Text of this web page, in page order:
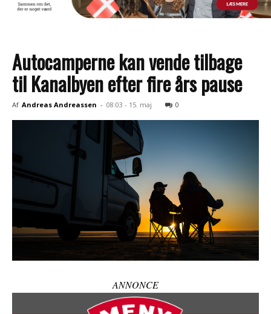
Autocamperne kan vende tilbage
til Kanalbyen efter fire års pause
Af Andreas Andreassen - 08:03 - 15. maj 0
ANNONCE